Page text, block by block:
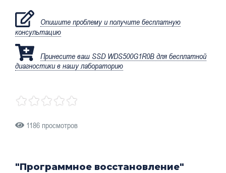
Опишите проблему и получите бесплатную
консультацию
Принесите ваш SSD WDS500G1R0B для бесплатной
диагностики в нашу лабораторию
1186 просмотров
"Программное восстановление"